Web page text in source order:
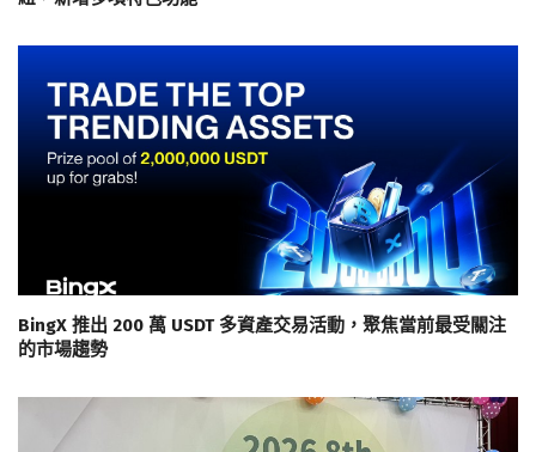
BingX 推出 200 萬 USDT 多資產交易活動，聚焦當前最受關注
的市場趨勢